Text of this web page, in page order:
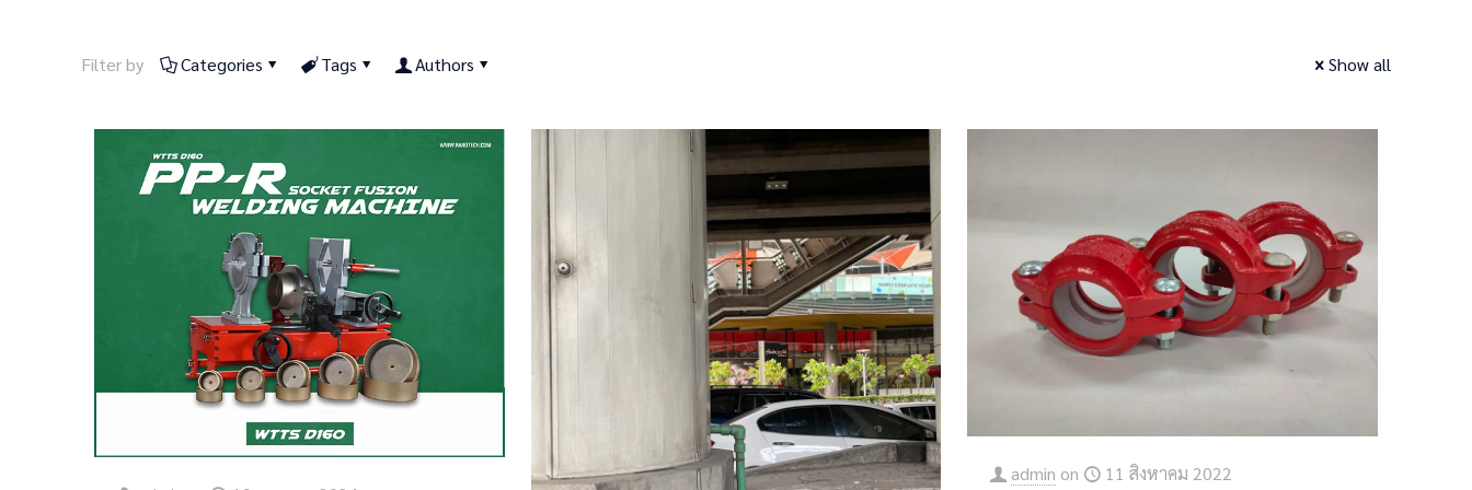
Filter by Categories Tags Authors Show all
admin on 11 สิงหาคม 2022